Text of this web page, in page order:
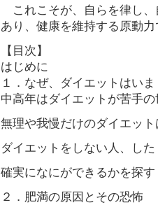
これこそが、自らを律し、
あり、健康を維持する原動
【目次】
はじめに
１．なぜ、ダイエットはい
中高年はダイエットが苦手の
無理や我慢だけのダイエッ
ダイエットをしない人、し
確実になにができるかを探す
２．肥満の原因とその恐怖